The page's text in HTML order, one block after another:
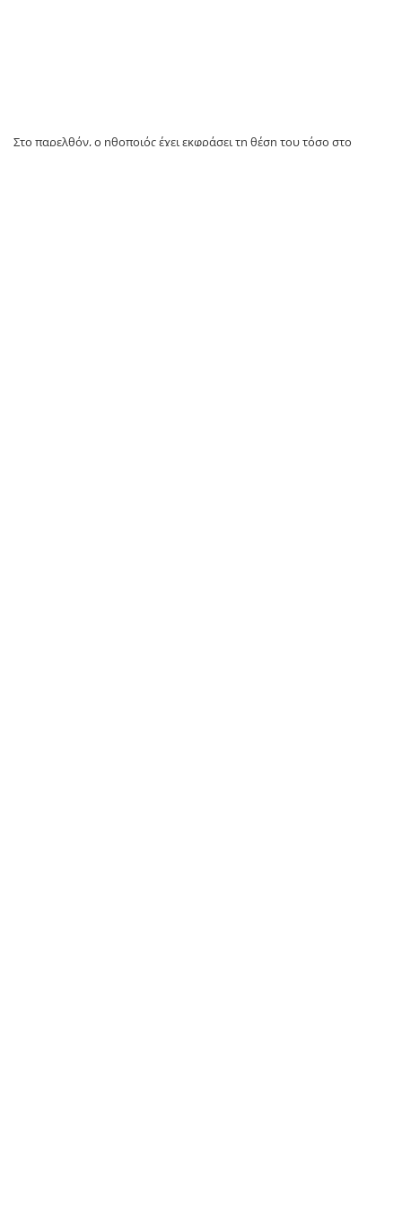
Στο παρελθόν, ο ηθοποιός έχει εκφράσει τη θέση του τόσο στο